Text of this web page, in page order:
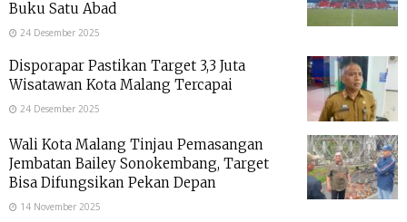
Buku Satu Abad
24 Desember 2025
Disporapar Pastikan Target 3,3 Juta
Wisatawan Kota Malang Tercapai
24 Desember 2025
Wali Kota Malang Tinjau Pemasangan
Jembatan Bailey Sonokembang, Target
Bisa Difungsikan Pekan Depan
14 November 2025